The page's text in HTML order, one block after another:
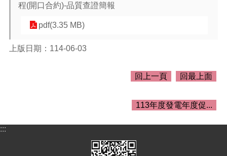
程(開口合約)-品質查證簡報
pdf(3.35 MB)
上版日期：114-06-03
回上一頁 回最上面
113年度發電年度促...
:::